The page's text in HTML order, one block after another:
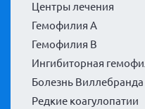
Центры лечения
Гемофилия А
Гемофилия В
Ингибиторная
Болезнь Виллебранда
Редкие коагулопатии